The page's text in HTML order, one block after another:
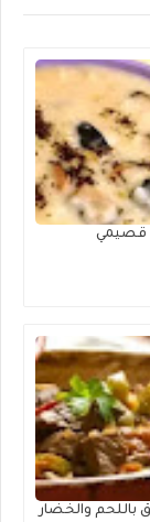
قصيمي
باللحم والخضار